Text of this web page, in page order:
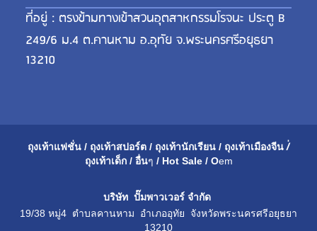
ที่อยู่ : ตรงข้ามทางเข้าสวนอุตสาหกรรมโรจนะ ประตู B
249/6 ม.4 ต.คานหาม อ.อุทัย จ.พระนครศรีอยุธยา
13210
ถุงเท้าแฟชั่น / ถุงเท้าสปอร์ต / ถุงเท้านักเรียน / ถุงเท้าเมืองจีน /่
ถุงเท้าเด็ก / อื่นๆ / Hot Sale / Oem
บริษัท ปั๊มพาวเวอร์ จำกัด
19/38 หมู่4 ตำบลคานหาม อำเภออุทัย จังหวัดพระนครศรีอยุธยา
13210